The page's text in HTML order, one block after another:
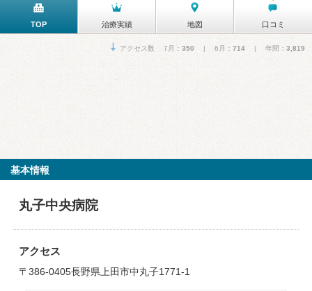
TOP 治療実績 地図 口コミ
アクセス数 7月： 350 | 6月： 714 | 年間： 3,819
基本情報
丸子中央病院
アクセス
〒386-0405長野県上田市中丸子1771-1